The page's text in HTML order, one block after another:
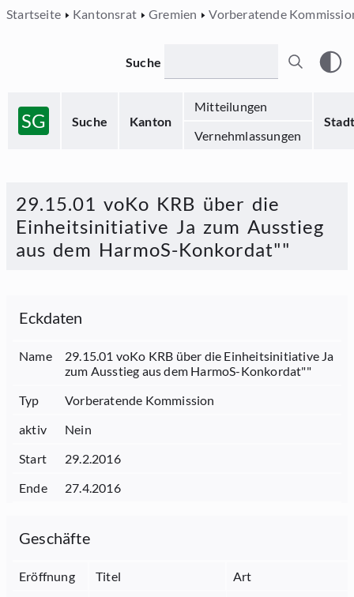
Startseite Kantonsrat Gremien Vorberatende
SG Suche Kanton
Mitteilungen
Stadt
Vernehmlassungen
Suche
29.15.01 voKo KRB über die
Einheitsinitiative Ja zum Ausstieg
aus dem HarmoS-Konkordat""
Eckdaten
Name
29.15.01 voKo KRB über die Einheitsinitiative Ja
zum Ausstieg aus dem HarmoS-Konkordat""
Typ
Vorberatende Kommission
aktiv
Nein
Start
29.2.2016
Ende
27.4.2016
Geschäfte
Eröffnung Titel
Art